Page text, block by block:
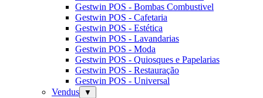
Gestwin POS - Bombas Combustivel
Gestwin POS - Cafetaria
Gestwin POS - Estética
Gestwin POS - Lavandarias
Gestwin POS - Moda
Gestwin POS - Quiosques e Papelarias
Gestwin POS - Restauração
Gestwin POS - Universal
Vendus
▼